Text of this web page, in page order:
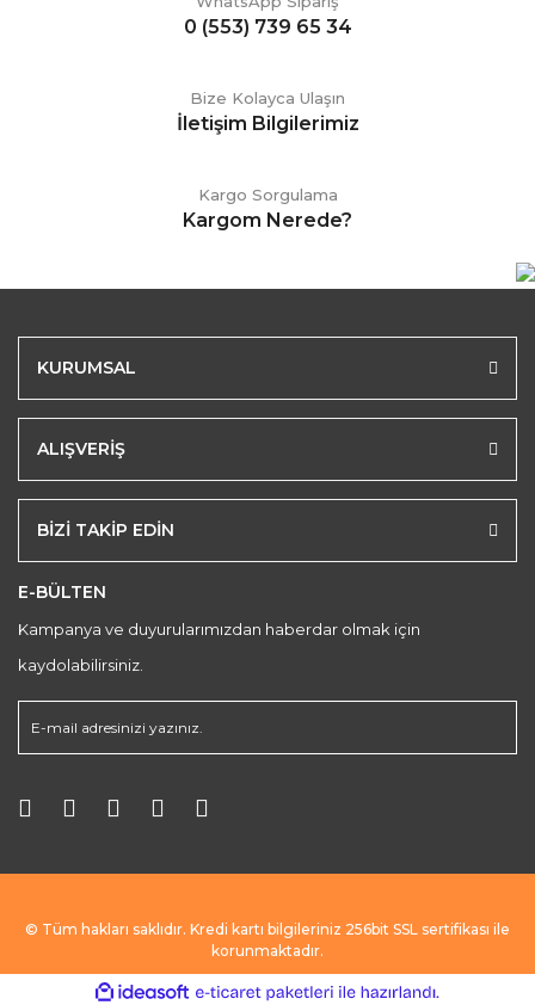
0 (553) 739 65 34
Bize Kolayca Ulaşın
İletişim Bilgilerimiz
Kargo Sorgulama
Kargom Nerede?
KURUMSAL
ALIŞVERİŞ
BİZİ TAKİP EDİN
E-BÜLTEN
Kampanya ve duyurularımızdan haberdar olmak için
kaydolabilirsiniz.
© Tüm hakları saklıdır. Kredi kartı bilgileriniz 256bit SSL sertifikası ile
korunmaktadır.
ideasoft e-